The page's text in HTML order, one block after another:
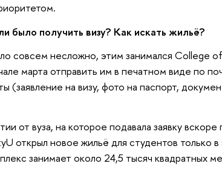
было получить визу? Как искать жильё?
совсем несложно, этим занимался College
марта отправить им в печатном виде по
(заявление на визу, фото на паспорт,
от вуза, на которое подавала заявку
открыл новое жильё для студентов только
занимает около 24,5 тысяч квадратных